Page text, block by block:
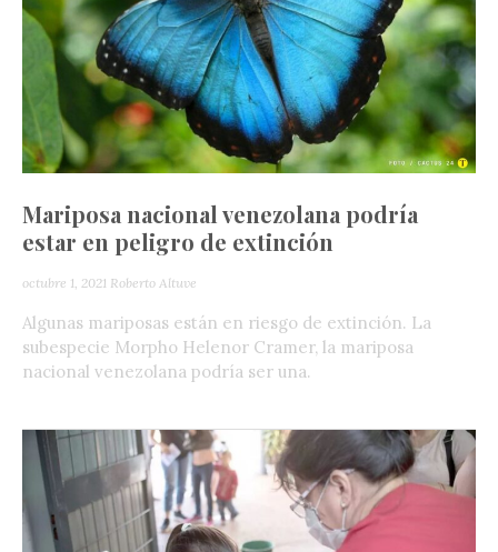
Mariposa nacional venezolana podría
estar en peligro de extinción
octubre 1, 2021 Roberto Altuve
Algunas mariposas están en riesgo de extinción. La
subespecie Morpho Helenor Cramer, la mariposa
nacional venezolana podría ser una.